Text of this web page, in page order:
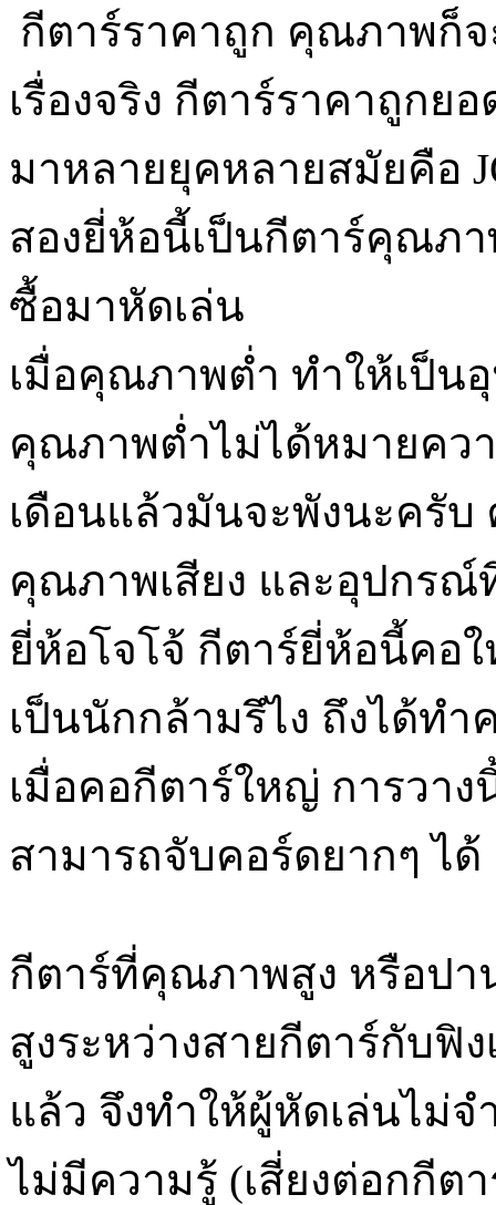
กีตาร์ราคาถูก คุณภาพก็
เรื่องจริง กีตาร์ราคาถูกย
มาหลายยุคหลายสมัยคือ
สองยี่ห้อนี้เป็นกีตาร์คุณภ
ซื้อมาหัดเล่น
เมื่อคุณภาพต่ำ ทำให้เป็น
คุณภาพต่ำไม่ได้หมายคว
เดือนแล้วมันจะพังนะครั
คุณภาพเสียง และอุปกรณ์
ยี่ห้อโจโจ้ กีตาร์ยี่ห้อนี้คอ
เป็นนักกล้ามรึไง ถึงได้ท
เมื่อคอกีตาร์ใหญ่ การวา
สามารถจับคอร์ดยากๆ ได้
กีตาร์ที่คุณภาพสูง หรือปา
สูงระหว่างสายกีตาร์กับฟิ
แล้ว จึงทำให้ผู้หัดเล่นไม่จ
ไม่มีความรู้ (เสี่ยงต่อกกีต